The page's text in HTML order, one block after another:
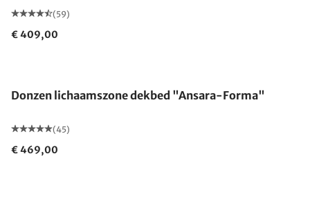
(59)
€ 409,00
Donzen lichaamszone dekbed "Ansara-Forma"
(45)
€ 469,00